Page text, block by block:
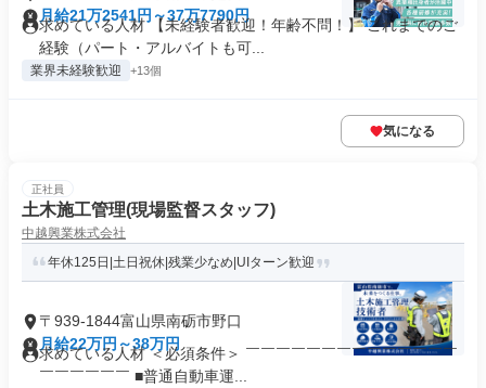
月給21万2541円～37万7790円
求めている人材 【未経験者歓迎！年齢不問！】 これまでのご
経験（パート・アルバイトも可...
業界未経験歓迎 +13個
気になる
正社員
土木施工管理(現場監督スタッフ)
中越興業株式会社
年休125日|土日祝休|残業少なめ|UIターン歓迎
〒939-1844富山県南砺市野口
月給22万円～38万円
求めている人材 ＜必須条件＞ ￣￣￣￣￣￣￣￣￣￣￣￣￣￣
￣￣￣￣￣￣ ■普通自動車運...